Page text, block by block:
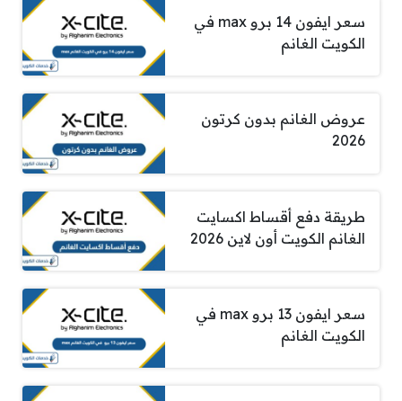
سعر ايفون 14 برو max في
الكويت الغانم
عروض الغانم بدون كرتون
2026
طريقة دفع أقساط اكسايت
الغانم الكويت أون لاين 2026
سعر ايفون 13 برو max في
الكويت الغانم